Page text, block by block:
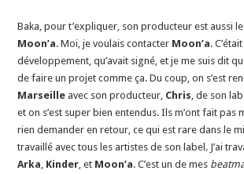
Baka, pour t’expliquer, son producteur est aussi
Moon’a. Moi, je voulais contacter Moon’a.
développement, qu’avait signé, et je me suis dit
de faire un projet comme ça. Du coup, on s’est
Marseille avec son producteur, Chris , de son
et on s’est super bien entendus. Ils m’ont fait pas
rien demander en retour, ce qui est rare dans le
travaillé avec tous les artistes de son label. J’ai
Arka Kinder , et Moon’a. C’est un de mes